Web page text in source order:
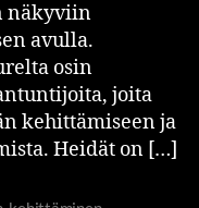
näkyviin
avulla.
osin
joita
kehittämiseen ja
Heidät on […]